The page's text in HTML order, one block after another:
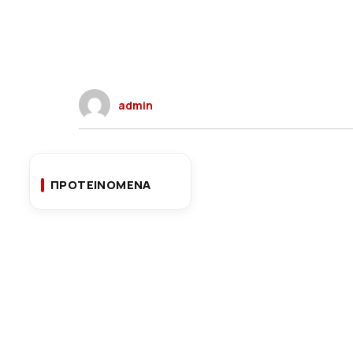
admin
ΠΡΟΤΕΙΝΟΜΕΝΑ